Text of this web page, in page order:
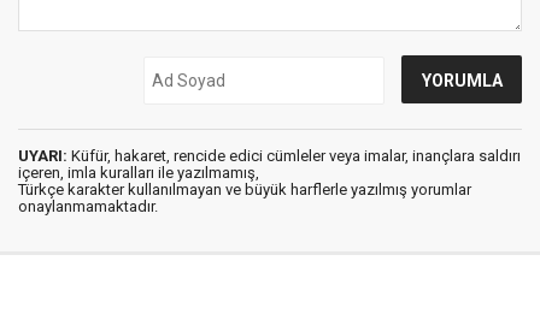
UYARI: Küfür, hakaret, rencide edici cümleler veya imalar, inançlara saldırı
içeren, imla kuralları ile yazılmamış,
Türkçe karakter kullanılmayan ve büyük harflerle yazılmış yorumlar
onaylanmamaktadır.